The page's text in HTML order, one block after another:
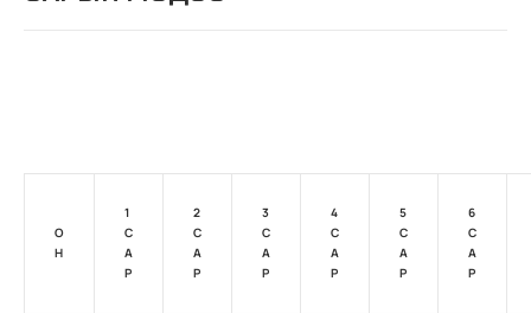
О
Н
1
С
А
Р
2
С
А
Р
3
С
А
Р
4
С
А
Р
5
С
А
Р
6
С
А
Р